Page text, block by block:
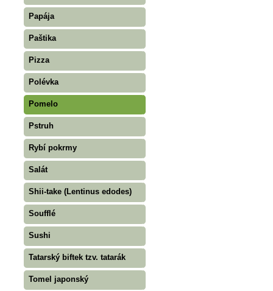
Papája
Paštika
Pizza
Polévka
Pomelo
Pstruh
Rybí pokrmy
Salát
Shii-take (Lentinus edodes)
Soufflé
Sushi
Tatarský biftek tzv. tatarák
Tomel japonský